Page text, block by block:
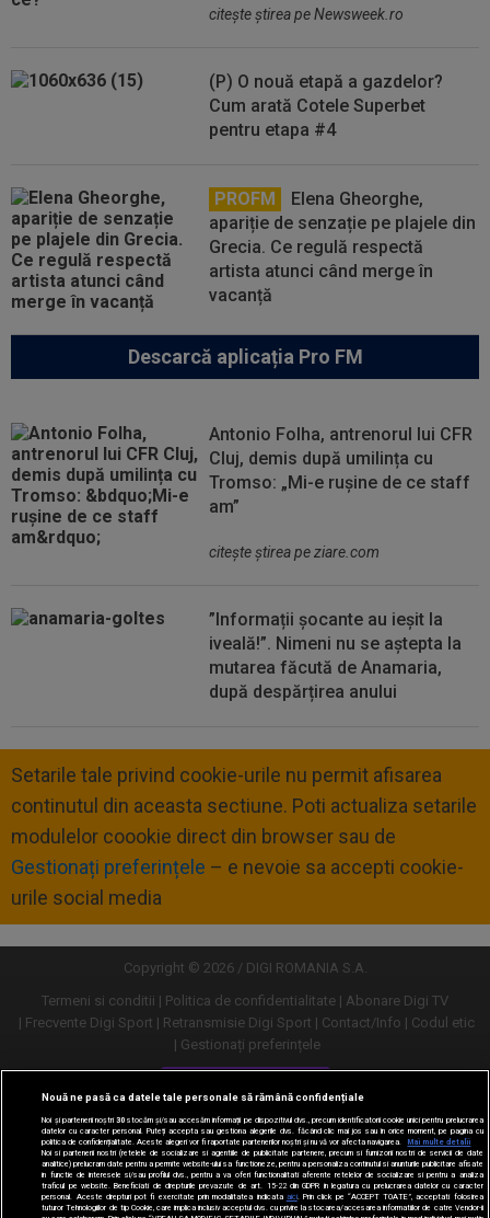
citeşte ştirea pe Newsweek.ro
(P) O nouă etapă a gazdelor?
Cum arată Cotele Superbet
pentru etapa #4
PROFM
Elena Gheorghe,
apariție de senzație pe plajele din
Grecia. Ce regulă respectă
artista atunci când merge în
vacanță
Descarcă aplicația Pro FM
Antonio Folha, antrenorul lui CFR
Cluj, demis după umilința cu
Tromso: „Mi-e rușine de ce staff
am”
citeşte ştirea pe ziare.com
”Informații șocante au ieșit la
iveală!”. Nimeni nu se aștepta la
mutarea făcută de Anamaria,
după despărțirea anului
Setarile tale privind cookie-urile nu permit afisarea
continutul din aceasta sectiune. Poti actualiza setarile
modulelor coookie direct din browser sau de
Gestionați preferințele – e nevoie sa accepti cookie-
urile social media
Copyright © 2026 / DIGI ROMANIA S.A.
Termeni si conditii
Politica de confidentialitate
Abonare Digi TV
Frecvente Digi Sport
Retransmisie Digi Sport Contact/Info
Codul etic
Gestionați preferințele
Versiune desktop
Nouă ne pasă ca datele tale personale să rămână confidențiale
Noi și partenerii noștri30stocăm și/sau accesăm informații pe dispozitivul dvs., precum identificatorii cookie unici pentru prelucrarea
datelor cu caracter personal. Puteți accepta sau gestiona alegerile dvs. făcând clic mai jos sau în orice moment, pe pagina cu
politica de confidențialitate. Aceste alegeri vor fi raportate partenerilor noștri și nu vă vor afecta navigarea.
Mai multe detalii
Noi si partenerii nostri (retelele de socializare si agentiile de publicitate partenere, precum si furnizorii nostri de servicii de date
analitice) prelucram date pentru a permite website-ului sa functioneze, pentru a personaliza continutul si anunturile publicitare afisate
in functie de interesele si/sau profilul dvs., pentru a va oferi functionalitati aferente retelelor de socializare si pentru a analiza
traficul pe website. Beneficiati de drepturile prevazute de art. 15-22 din GDPR in legatura cu prelucrarea datelor cu caracter
personal. Aceste drepturi pot fi exercitate prin modalitatea indicata aici. Prin click pe “ACCEPT TOATE”, acceptati folosirea
tuturor Tehnologiilor de tip Cookie, care implica inclusiv acceptul dvs. cu privire la stocarea/accesarea informatiilor de catre Vendor-ii